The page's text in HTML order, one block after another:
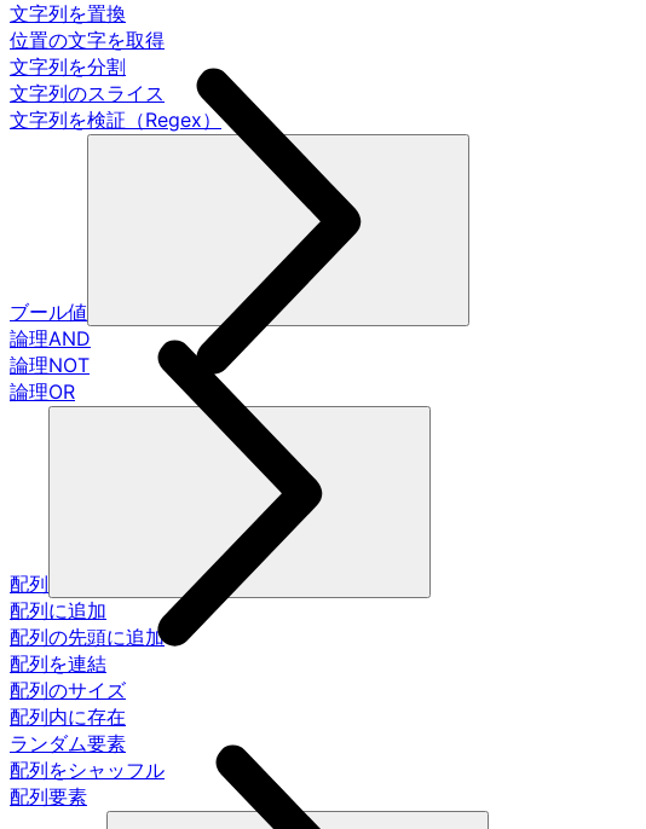
文字列を置換
位置の文字を取得
文字列を分割
文字列のスライス
文字列を検証（Regex）
ブール値
論理AND
論理NOT
論理OR
配列
配列に追加
配列の先頭に追加
配列を連結
配列のサイズ
配列内に存在
ランダム要素
配列をシャッフル
配列要素